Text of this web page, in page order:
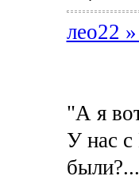
лео22
"А я
У нас с